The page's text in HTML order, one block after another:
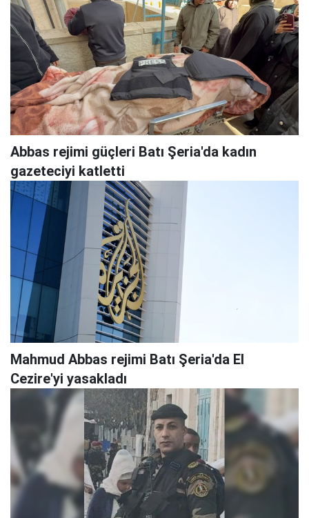
Abbas rejimi güçleri Batı Şeria'da kadın
gazeteciyi katletti
Mahmud Abbas rejimi Batı Şeria'da El
Cezire'yi yasakladı